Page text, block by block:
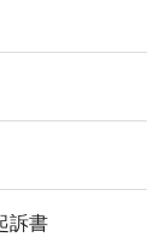
訴書